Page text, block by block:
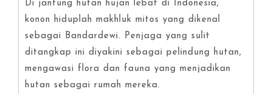
Di jantung hutan hujan lebat di Indonesia,
konon hiduplah makhluk mitos yang dikenal
sebagai Bandardewi. Penjaga yang sulit
ditangkap ini diyakini sebagai pelindung hutan,
mengawasi flora dan fauna yang menjadikan
hutan sebagai rumah mereka.